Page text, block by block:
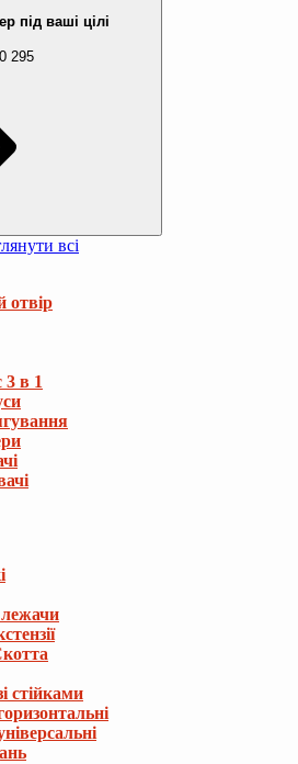
під ваші цілі
295
всі
отвір
3 в 1
стійками